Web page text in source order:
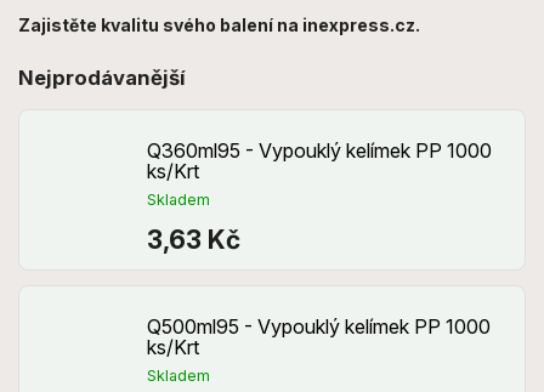
Zajistěte kvalitu svého balení na inexpress.cz.
Nejprodávanější
Q360ml95 - Vypouklý kelímek PP 1000
ks/Krt
Skladem
3,63 Kč
Q500ml95 - Vypouklý kelímek PP 1000
ks/Krt
Skladem